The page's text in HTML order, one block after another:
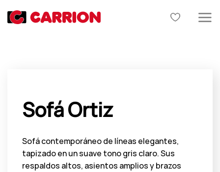
Sofá Ortiz
Sofá contemporáneo de líneas elegantes,
tapizado en un suave tono gris claro. Sus
respaldos altos, asientos amplios y brazos